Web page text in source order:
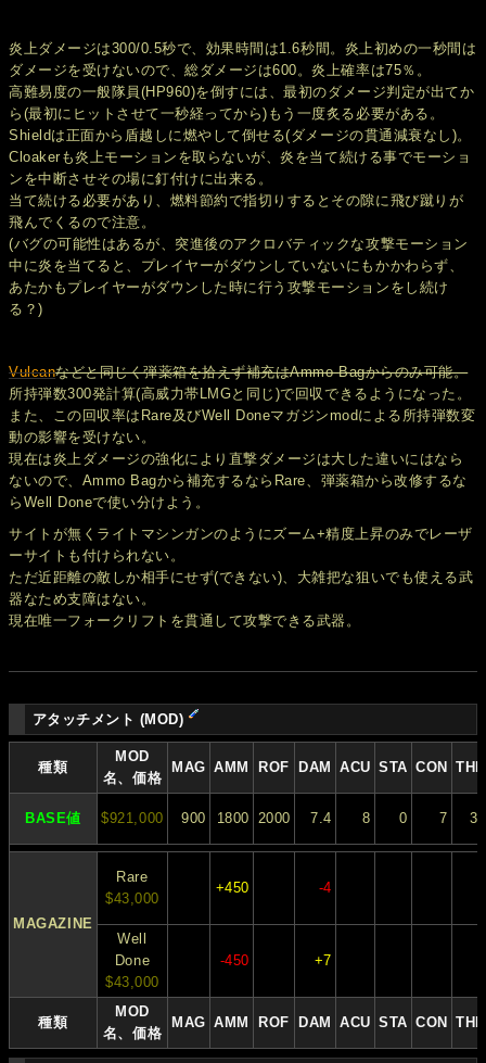
炎上ダメージは300/0.5秒で、効果時間は1.6秒間。炎上初めの一秒間は
ダメージを受けないので、総ダメージは600。炎上確率は75％。
高難易度の一般隊員(HP960)を倒すには、最初のダメージ判定が出てか
ら(最初にヒットさせて一秒経ってから)もう一度炙る必要がある。
Shieldは正面から盾越しに燃やして倒せる(ダメージの貫通減衰なし)。
Cloakerも炎上モーションを取らないが、炎を当て続ける事でモーショ
ンを中断させその場に釘付けに出来る。
当て続ける必要があり、燃料節約で指切りするとその隙に飛び蹴りが
飛んでくるので注意。
(バグの可能性はあるが、突進後のアクロバティックな攻撃モーション
中に炎を当てると、プレイヤーがダウンしていないにもかかわらず、
あたかもプレイヤーがダウンした時に行う攻撃モーションをし続け
る？)
Vulcanなどと同じく弾薬箱を拾えず補充はAmmo Bagからのみ可能。
所持弾数300発計算(高威力帯LMGと同じ)で回収できるようになった。
また、この回収率はRare及びWell Doneマガジンmodによる所持弾数変
動の影響を受けない。
現在は炎上ダメージの強化により直撃ダメージは大した違いにはなら
ないので、Ammo Bagから補充するならRare、弾薬箱から改修するな
らWell Doneで使い分けよう。
サイトが無くライトマシンガンのようにズーム+精度上昇のみでレーザ
ーサイトも付けられない。
ただ近距離の敵しか相手にせず(できない)、大雑把な狙いでも使える武
器なため支障はない。
現在唯一フォークリフトを貫通して攻撃できる武器。
アタッチメント (MOD)
種類
MOD
名、価格
MAG AMM ROF DAM ACU STA CON THR
種類
MOD
名、価格
MAG AMM ROF DAM ACU STA CON THR
BASE値 $921,000 900 1800 2000 7.4 8 0 7 37
MAGAZINE
Rare
$43,000
+450 -4
Well
Done
$43,000
-450 +7